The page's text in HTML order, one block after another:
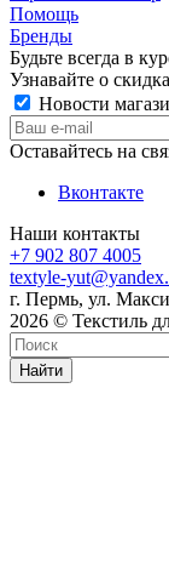
Помощь
Бренды
Будьте всегда в
Узнавайте о
Новости
Оставайтесь на
Вконтакте
Наши контакты
+7 902 807 4005
textyle-
г. Пермь, ул.
2026 © Текстиль
Найти